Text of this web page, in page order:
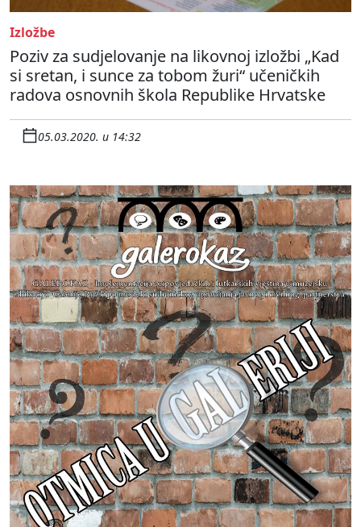
Izložbe
Poziv za sudjelovanje na likovnoj izložbi „Kad
si sretan, i sunce za tobom žuri“ učeničkih
radova osnovnih škola Republike Hrvatske
05.03.2020. u 14:32